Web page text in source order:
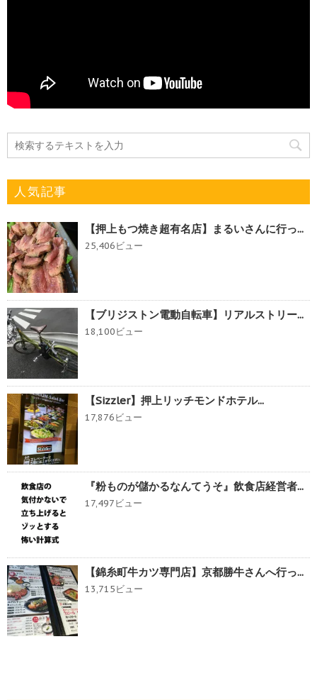
人気記事
【押上もつ焼き超有名店】まるいさんに行っ...
25,406ビュー
【ブリジストン電動自転車】リアルストリー...
18,100ビュー
【Sizzler】押上リッチモンドホテル...
17,876ビュー
『粉ものが儲かるなんてうそ』飲食店経営者...
17,497ビュー
【錦糸町牛カツ専門店】京都勝牛さんへ行っ...
13,715ビュー